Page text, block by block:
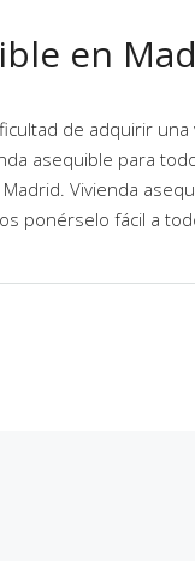
en
de adquirir
asequible para
Vivienda
ponérselo fácil a